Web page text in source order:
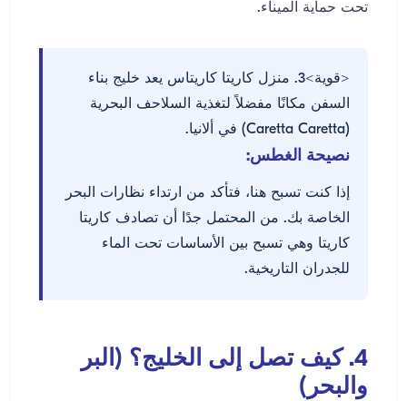
تحت حماية الميناء.
<قوية>3. منزل كاريتا كاريتاس يعد خليج بناء
السفن مكانًا مفضلاً لتغذية السلاحف البحرية
(Caretta Caretta) في ألانيا.
نصيحة الغطس:
إذا كنت تسبح هنا، فتأكد من ارتداء نظارات البحر
الخاصة بك. من المحتمل جدًا أن تصادف كاريتا
كاريتا وهي تسبح بين الأساسات تحت الماء
للجدران التاريخية.
4. كيف تصل إلى الخليج؟ (البر
والبحر)